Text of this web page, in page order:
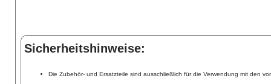
Sicherheitshinweise:
Die Zubehör- und Ersatzteile sind ausschließlich für die Verwendung mit den